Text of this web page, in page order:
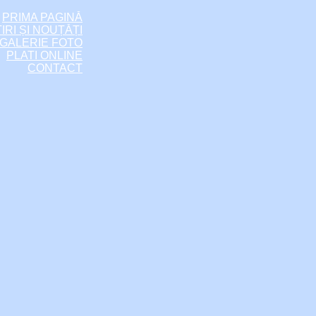
PRIMA PAGINĂ
ȘI NOUȚĂȚI
GALERIE FOTO
PLATI ONLINE
CONTACT